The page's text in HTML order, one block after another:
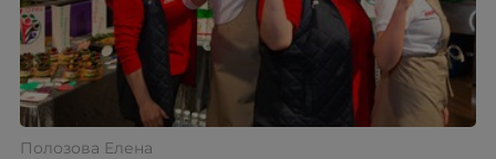
Полозова Елена